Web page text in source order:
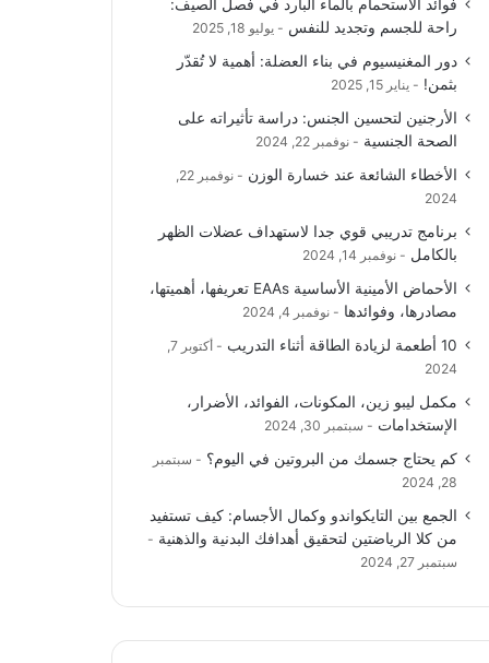
و
ك
T
u
b
e
ق
ر
ا
ا
ل
م
ع
R
فوائد الاستحمام بالماء البارد في فصل الصيف:
راحة للجسم وتجديد للنفس
يوليو 18, 2025
دور المغنيسيوم في بناء العضلة: أهمية لا تُقدّر
بثمن!
يناير 15, 2025
الأرجنين لتحسين الجنس: دراسة تأثيراته على
الصحة الجنسية
نوفمبر 22, 2024
الأخطاء الشائعة عند خسارة الوزن
نوفمبر 22,
2024
برنامج تدريبي قوي جدا لاستهداف عضلات الظهر
بالكامل
نوفمبر 14, 2024
الأحماض الأمينية الأساسية EAAs تعريفها، أهميتها،
مصادرها، وفوائدها
نوفمبر 4, 2024
10 أطعمة لزيادة الطاقة أثناء التدريب
أكتوبر 7,
2024
مكمل ليبو زين، المكونات، الفوائد، الأضرار،
الإستخدامات
سبتمبر 30, 2024
كم يحتاج جسمك من البروتين في اليوم؟
سبتمبر
28, 2024
الجمع بين التايكواندو وكمال الأجسام: كيف تستفيد
من كلا الرياضتين لتحقيق أهدافك البدنية والذهنية
سبتمبر 27, 2024